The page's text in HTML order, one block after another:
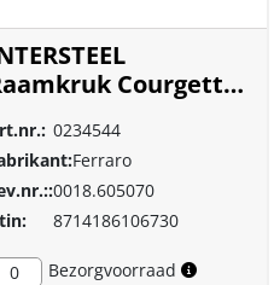
Courgette
0234544
Ferraro
0018.605070
8714186106730
0
Bezorgvoorraad